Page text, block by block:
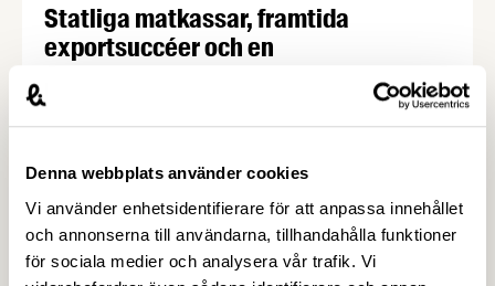
Denna webbplats använder cookies
Vi använder enhetsidentifierare för att anpassa innehållet
och annonserna till användarna, tillhandahålla funktioner
för sociala medier och analysera vår trafik. Vi
Statliga matkassar, framtida
exportsuccéer och en
handlingskraftig livsmedelsstrategi
Den 3 juli tog Livsmedelsföretagen och den
vacker trädgård mitt i Visby anordnade vi tre
Bland deltagarna återfanns landsbygdsminister
Jennie Nilsson, civilminister Ardalan Shekarabi,
GD:ar, VD:ar och andra ledande experter,